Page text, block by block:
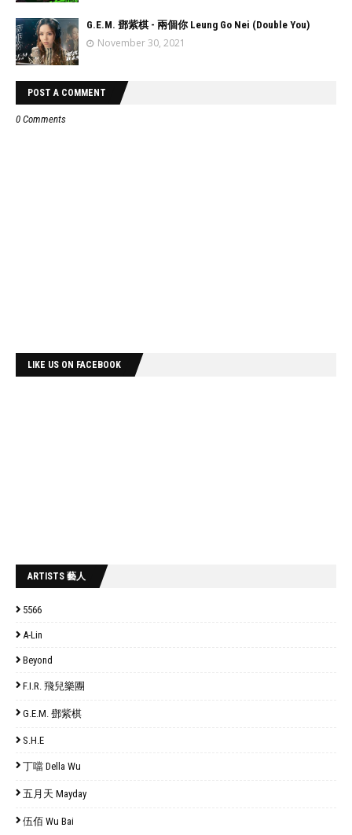
G.E.M. 鄧紫棋 - 兩個你 Leung Go Nei (Double You)
November 30, 2021
POST A COMMENT
0 Comments
LIKE US ON FACEBOOK
ARTISTS 藝人
5566
A-Lin
Beyond
F.I.R. 飛兒樂團
G.E.M. 鄧紫棋
S.H.E
丁噹 Della Wu
五月天 Mayday
伍佰 Wu Bai